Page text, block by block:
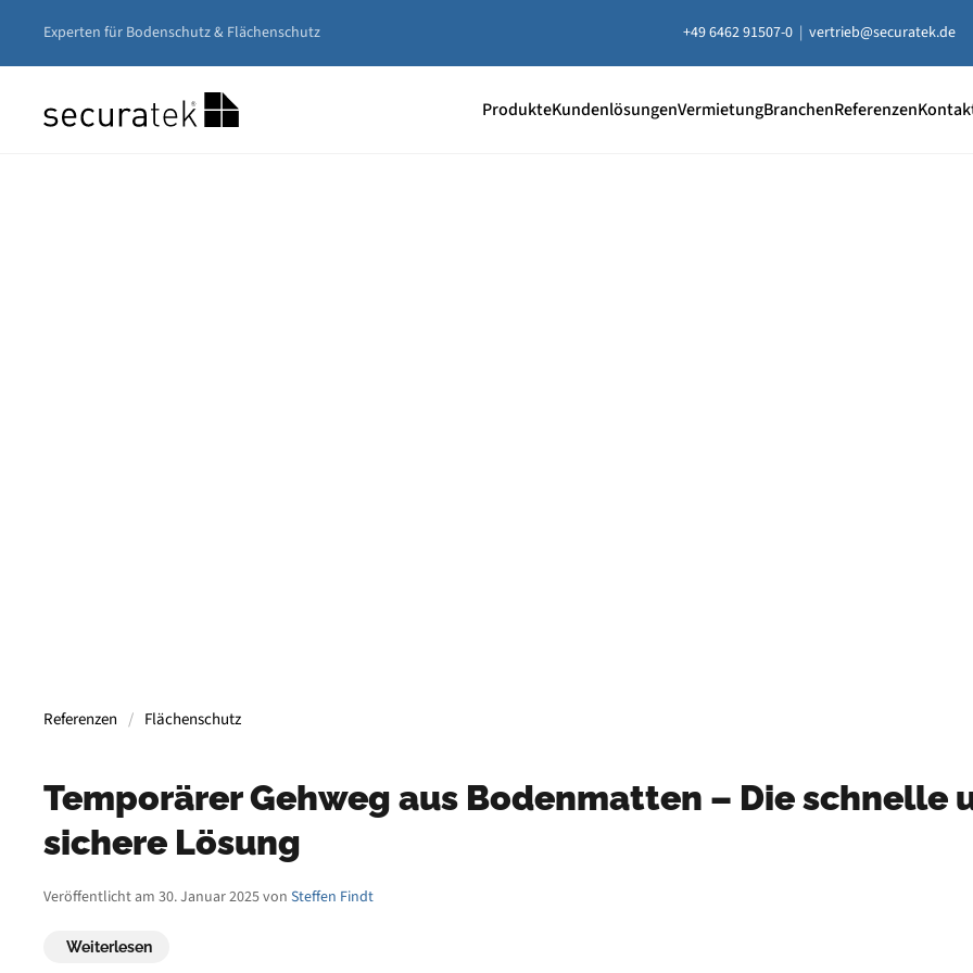
Zum
springen
Experten für Bodenschutz & Flächenschutz +49 6462 91507-0 | vertrieb@securatek.de
ProdukteKundenlösungenVermietungBranchenReferenzen
Referenzen Flächenschutz
Temporärer Gehweg aus Bodenmatten – Die schnelle
sichere Lösung
Veröffentlicht am 30. Januar 2025 von Steffen Findt
Weiterlesen